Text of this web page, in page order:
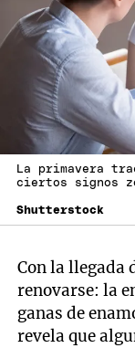
La primavera
ciertos signos
Shutterstock
Con la llegada
renovarse: la
ganas de
revela que